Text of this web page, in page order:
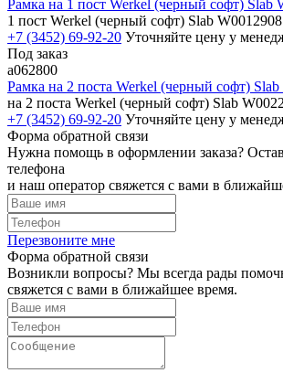
Рамка на 1 пост Werkel (черный софт) Slab
1 пост Werkel (черный софт) Slab W0012908
+7 (3452) 69-92-20 Уточняйте цену у
Под заказ
a062800
Рамка на 2 поста Werkel (черный софт)
на 2 поста Werkel (черный софт) Slab
+7 (3452) 69-92-20 Уточняйте цену у
Форма обратной связи
Нужна помощь в оформлении заказа?
телефона
и наш оператор свяжется с вами в
Перезвоните мне
Форма обратной связи
Возникли вопросы? Мы всегда рады
свяжется с вами в ближайшее время.